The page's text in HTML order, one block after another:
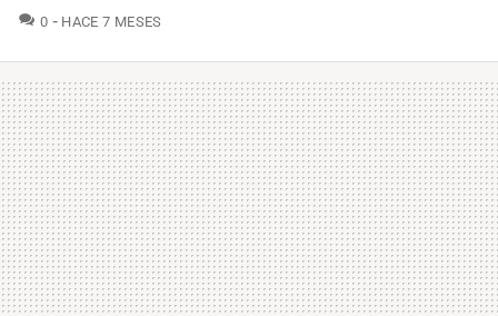
0 COMENTARIOS
HACE 7 MESES